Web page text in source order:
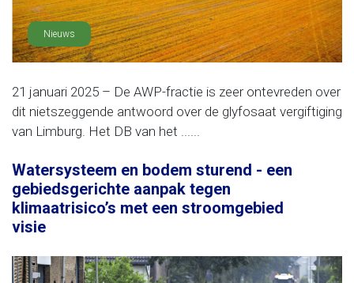
Nieuws
21 januari 2025 – De AWP-fractie is zeer ontevreden over
dit nietszeggende antwoord over de glyfosaat vergiftiging
van Limburg. Het DB van het ......
Watersysteem en bodem sturend - een
gebiedsgerichte aanpak tegen
klimaatrisico’s met een stroomgebied
visie